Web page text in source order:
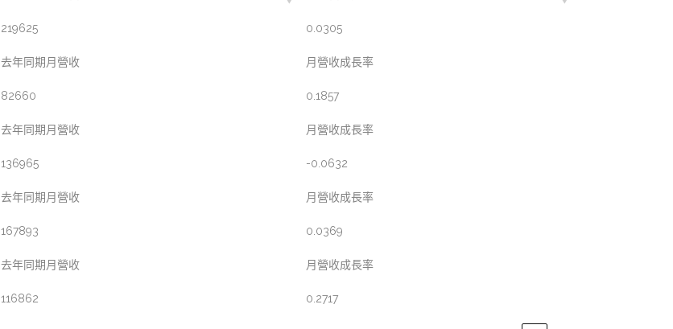
219625 0.0305
去年同期月營收 月營收成長率
82660 0.1857
去年同期月營收 月營收成長率
136965 -0.0632
去年同期月營收 月營收成長率
167893 0.0369
去年同期月營收 月營收成長率
116862 0.2717